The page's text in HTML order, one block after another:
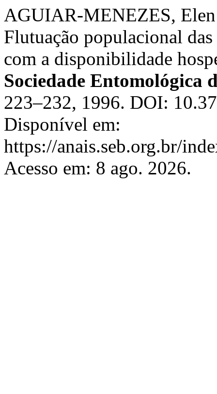
AGUIAR-MENEZES,
Flutuação populacional
com a disponibilidade
Sociedade Entomológica
223–232, 1996. DOI:
Disponível em:
https://anais.seb.org.br/
Acesso em: 8 ago. 2026.